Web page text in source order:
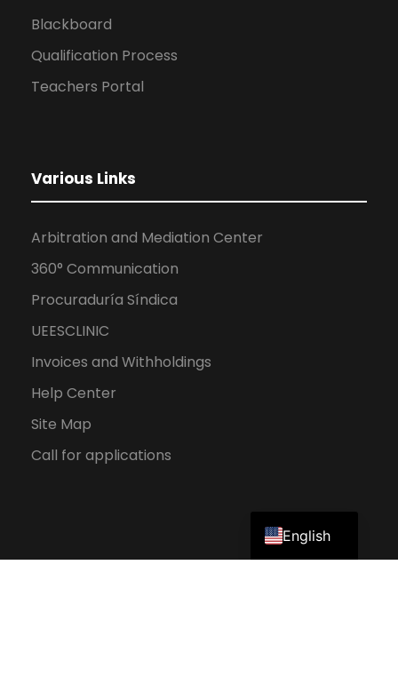
Blackboard
Qualification Process
Teachers Portal
Various Links
Arbitration and Mediation Center
360° Communication
Procuraduría Síndica
UEESCLINIC
Invoices and Withholdings
Help Center
Site Map
Call for applications
English